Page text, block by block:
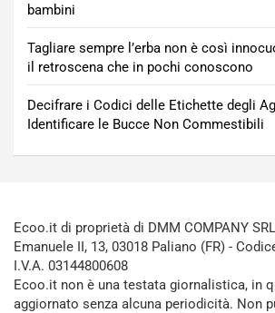
bambini
Tagliare sempre l’erba non è così
il retroscena che in pochi conoscono
Decifrare i Codici delle Etichette degli
Identificare le Bucce Non Commestibili
Ecoo.it di proprietà di DMM COMPANY
Emanuele II, 13, 03018 Paliano (FR) -
I.V.A. 03144800608
Ecoo.it non è una testata giornalistica, in
aggiornato senza alcuna periodicità. Non